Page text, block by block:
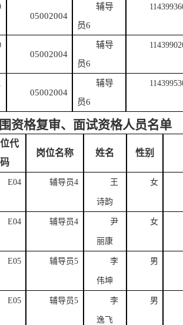
05002004
辅导
员6
05002004
辅导
员6
05002004
辅导
员6
资格复审、面试资格人员名单
代
码
岗位名称 姓名 性别
E04 辅导员4 王
诗韵
女
E04 辅导员4 尹
丽康
女
E05 辅导员5 李
伟坤
男
E05 辅导员5 李
逸飞
男